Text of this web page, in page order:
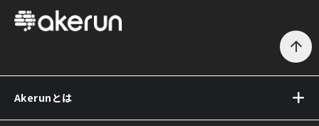
arrow_upward
Akerunとは